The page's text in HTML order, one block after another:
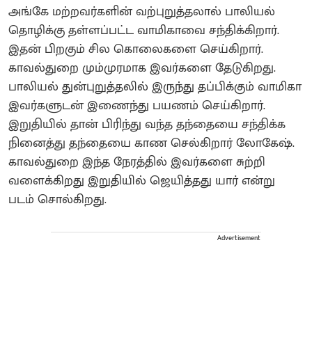
அங்கே மற்றவர்களின் வற்புறுத்தலால் பாலியல்
தொழிக்கு தள்ளப்பட்ட வாமிகாவை சந்திக்கிறார்.
இதன் பிறகும் சில கொலைகளை செய்கிறார்.
காவல்துறை மும்முரமாக இவர்களை தேடுகிறது.
பாலியல் துன்புறுத்தலில் இருந்து தப்பிக்கும் வாமிகா
இவர்களுடன் இணைந்து பயணம் செய்கிறார்.
இறுதியில் தான் பிரிந்து வந்த தந்தையை சந்திக்க
நினைத்து தந்தையை காண செல்கிறார் லோகேஷ்.
காவல்துறை இந்த நேரத்தில் இவர்களை சுற்றி
வளைக்கிறது இறுதியில் ஜெயித்தது யார் என்று
படம் சொல்கிறது.
Advertisement